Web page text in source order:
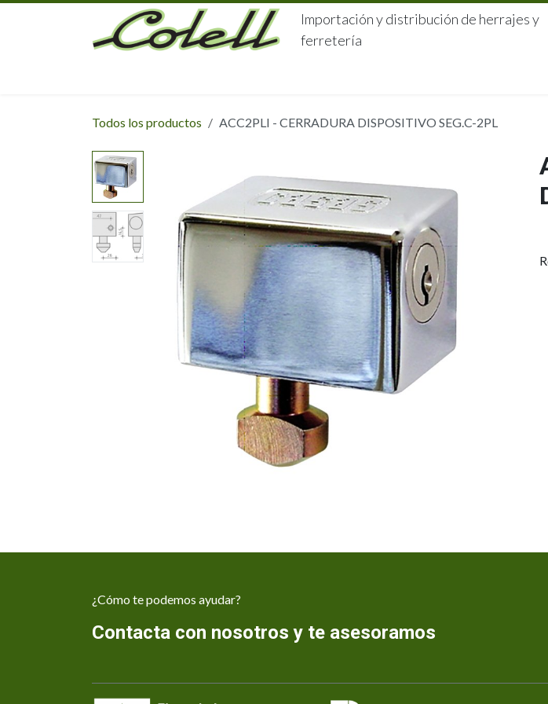
Ir al contenido
Importación y distribución de herrajes y
ferretería
Todos los productos ACC2PLI - CERRADURA DISPOSITIVO SEG.C-2PL
¿Cómo te podemos ayudar?
Contacta con nosotros y te asesoramos